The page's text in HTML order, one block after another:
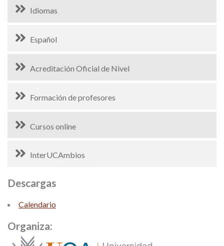
Idiomas
Español
Acreditación Oficial de Nivel
Formación de profesores
Cursos online
InterUCAmbios
Descargas
Calendario
Organiza: